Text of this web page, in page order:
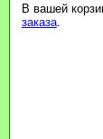
В вашей
заказа.